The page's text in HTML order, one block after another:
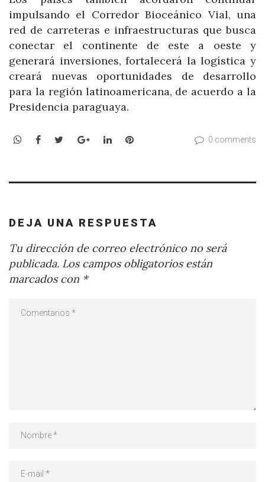
impulsando el Corredor Bioceánico Vial, una
red de carreteras e infraestructuras que busca
conectar el continente de este a oeste y
generará inversiones, fortalecerá la logística y
creará nuevas oportunidades de desarrollo
para la región latinoamericana, de acuerdo a la
Presidencia paraguaya.
WhatsApp
Facebook
TwitterGoogle+LinkedInPinterest 0 comments
DEJA UNA RESPUESTA
Tu dirección de correo electrónico no será
publicada. Los campos obligatorios están
marcados con *